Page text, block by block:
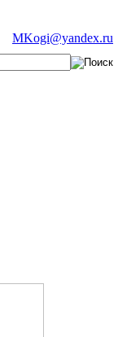
MKogi@yandex.ru